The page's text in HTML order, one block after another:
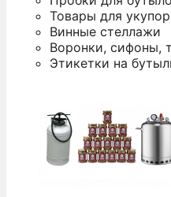
Товары для
Винные стеллажи
Воронки, сифоны,
Этикетки на